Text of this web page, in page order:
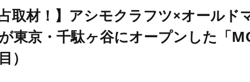
占取材！】アシモクラフツ×オール
東京・千駄ヶ谷にオープンした「
）